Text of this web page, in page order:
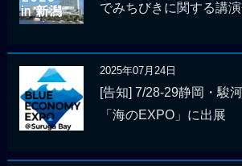
でみちびきに関する講
2025年07月24日
[告知] 7/28-29静岡・駿
「海のEXPO」に出展